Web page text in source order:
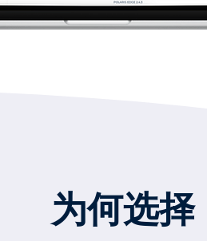
为何选择